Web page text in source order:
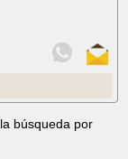
búsqueda por